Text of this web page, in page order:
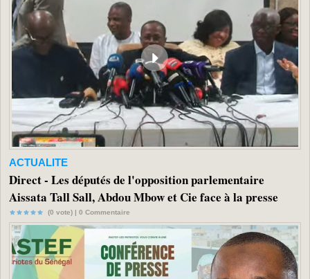
ACTUALITE
Direct - Les députés de l'opposition parlementaire
Aissata Tall Sall, Abdou Mbow et Cie face à la presse
(0 vote) | 0 Commentaire